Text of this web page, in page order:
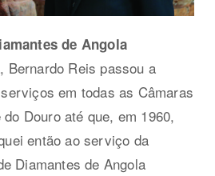
de Angola
Bernardo Reis passou a
em todas as Câmaras
Douro até que, em 1960,
então ao serviço da
Diamantes de Angola